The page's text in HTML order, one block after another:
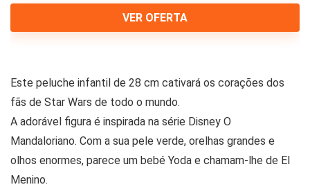
VER OFERTA
Este peluche infantil de 28 cm cativará os corações dos
fãs de Star Wars de todo o mundo.
A adorável figura é inspirada na série Disney O
Mandaloriano. Com a sua pele verde, orelhas grandes e
olhos enormes, parece um bebé Yoda e chamam-lhe de El
Menino.